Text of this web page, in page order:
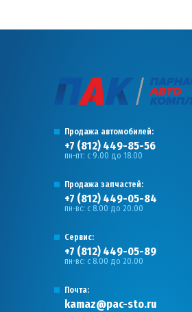
Продажа автомобилей:
+7 (812) 449-85-56
пн-пт: с 9.00 до 18.00
Продажа запчастей:
+7 (812) 449-05-84
пн-вс: с 8.00 до 20.00
Сервис:
+7 (812) 449-05-89
пн-вс: с 8.00 до 20.00
Почта:
kamaz@pac-sto.ru